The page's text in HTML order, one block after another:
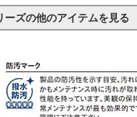
ーズの他のアイテムを見る